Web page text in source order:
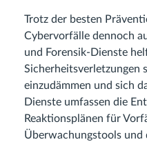
Trotz der besten
Cybervorfälle dennoch
und Forensik-Dienste
Sicherheitsverletzungen
einzudämmen und sich
Dienste umfassen die
Reaktionsplänen für
Überwachungstools und